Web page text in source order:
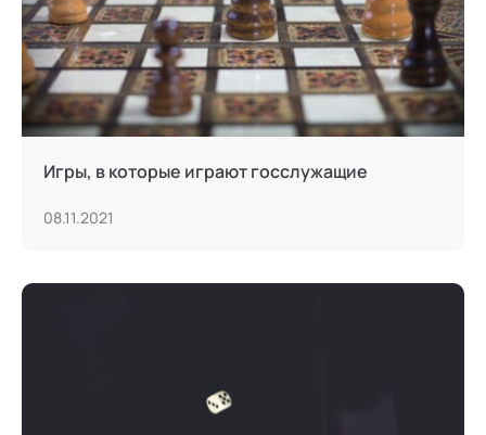
Игры, в которые играют госслужащие
08.11.2021